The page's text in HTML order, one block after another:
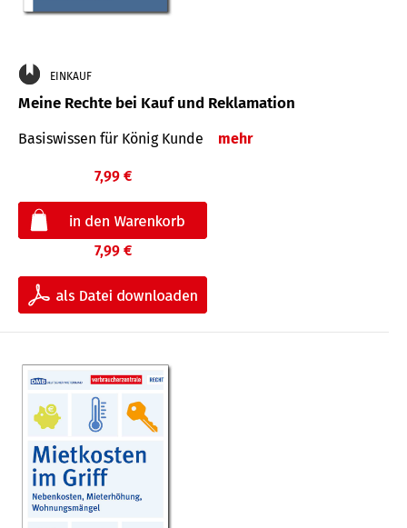
EINKAUF
Meine Rechte bei Kauf und Reklamation
Basiswissen für König Kunde mehr
7,99 €
7,99 €